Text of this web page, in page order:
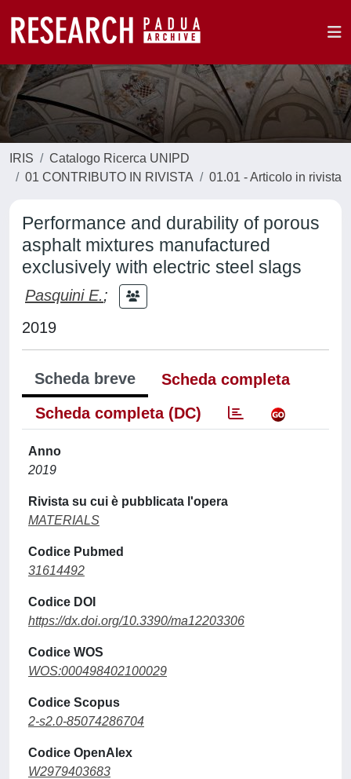
IRIS
Catalogo Ricerca UNIPD
01 CONTRIBUTO IN RIVISTA
01.01 - Articolo in rivista
Performance and durability of porous
asphalt mixtures manufactured
exclusively with electric steel slags
Pasquini E.;
2019
Scheda breve
Scheda completa
Scheda completa (DC)
Anno
2019
Rivista su cui è pubblicata l'opera
MATERIALS
Codice Pubmed
31614492
Codice DOI
https://dx.doi.org/10.3390/ma12203306
Codice WOS
WOS:000498402100029
Codice Scopus
2-s2.0-85074286704
Codice OpenAlex
W2979403683